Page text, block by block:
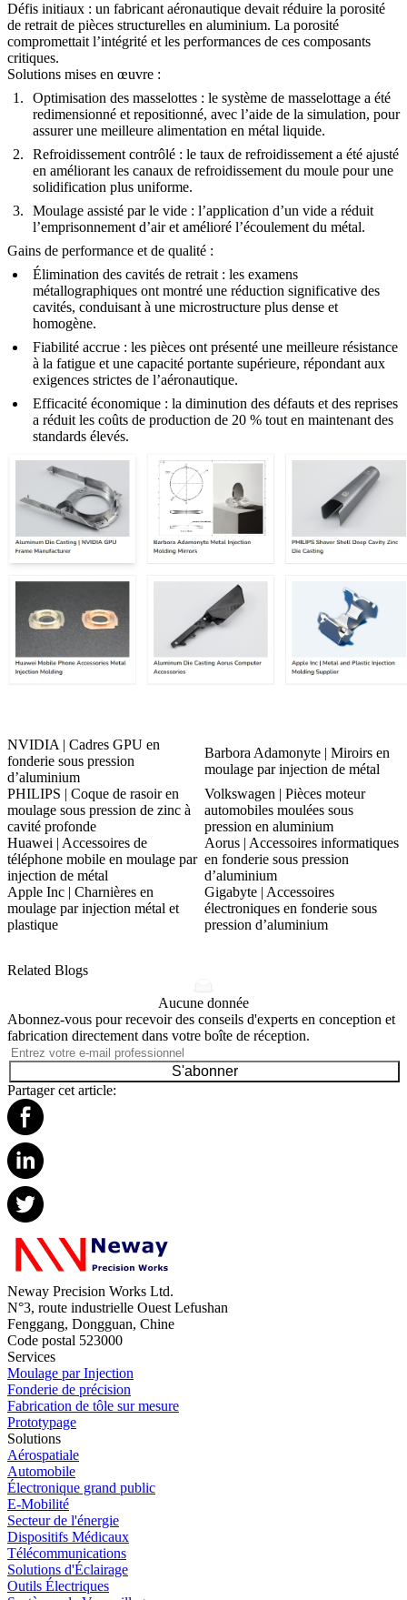
Défis initiaux : un fabricant aéronautique devait réduire la porosité
de retrait de pièces structurelles en aluminium. La porosité
compromettait l’intégrité et les performances de ces composants
critiques.
Solutions mises en œuvre :
Optimisation des masselottes : le système de masselottage a été
redimensionné et repositionné, avec l’aide de la simulation, pour
assurer une meilleure alimentation en métal liquide.
Refroidissement contrôlé : le taux de refroidissement a été ajusté
en améliorant les canaux de refroidissement du moule pour une
solidification plus uniforme.
Moulage assisté par le vide : l’application d’un vide a réduit
l’emprisonnement d’air et amélioré l’écoulement du métal.
Gains de performance et de qualité :
Élimination des cavités de retrait : les examens
métallographiques ont montré une réduction significative des
cavités, conduisant à une microstructure plus dense et
homogène.
Fiabilité accrue : les pièces ont présenté une meilleure résistance
à la fatigue et une capacité portante supérieure, répondant aux
exigences strictes de l’aéronautique.
Efficacité économique : la diminution des défauts et des reprises
a réduit les coûts de production de 20 % tout en maintenant des
standards élevés.
NVIDIA | Cadres GPU en
fonderie sous pression
d’aluminium
Barbora Adamonyte | Miroirs en
moulage par injection de métal
PHILIPS | Coque de rasoir en
moulage sous pression de zinc à
cavité profonde
Volkswagen | Pièces moteur
automobiles moulées sous
pression en aluminium
Huawei | Accessoires de
téléphone mobile en moulage par
injection de métal
Aorus | Accessoires informatiques
en fonderie sous pression
d’aluminium
Apple Inc | Charnières en
moulage par injection métal et
plastique
Gigabyte | Accessoires
électroniques en fonderie sous
pression d’aluminium
Related Blogs
Aucune donnée
Abonnez-vous pour recevoir des conseils d'experts en conception et
fabrication directement dans votre boîte de réception.
S'abonner
Partager cet article:
Neway Precision Works Ltd.
N°3, route industrielle Ouest Lefushan
Fenggang, Dongguan, Chine
Code postal 523000
Services
Moulage par Injection
Fonderie de précision
Fabrication de tôle sur mesure
Prototypage
Solutions
Aérospatiale
Automobile
Électronique grand public
E-Mobilité
Secteur de l'énergie
Dispositifs Médicaux
Télécommunications
Solutions d'Éclairage
Outils Électriques